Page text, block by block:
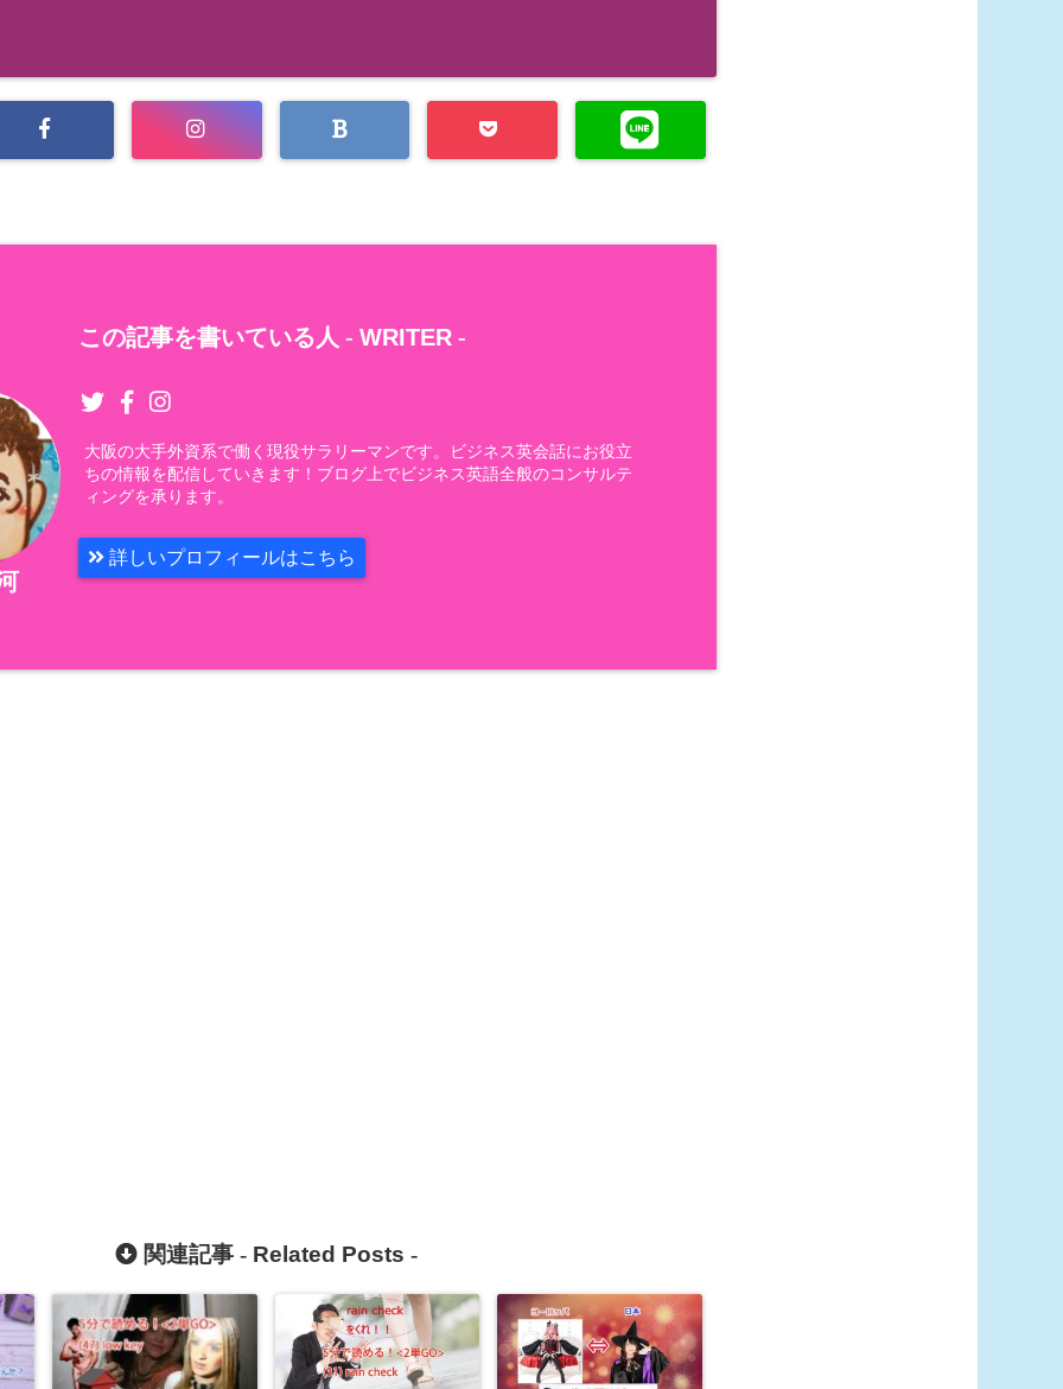
この記事を書いている人 - WRITER-
大阪の大手外資系で働く現役サラリーマンです。ビジネス英会話にお役立
ちの情報を配信していきます！ブログ上でビジネス英語全般のコンサルテ
ィングを承ります。
詳しいプロフィールはこちら
関連記事 - Related Posts -